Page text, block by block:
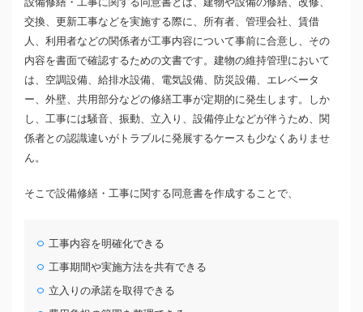
交換、更新工事などを実施する際に、所有者、管理会社、賃借
人、利用者などの関係者が工事内容について事前に合意し、その
内容を書面で確認するための文書です。建物の維持管理において
は、空調設備、給排水設備、電気設備、防災設備、エレベータ
ー、外壁、共用部分などの修繕工事が定期的に発生します。しか
し、工事には騒音、振動、立入り、設備停止などが伴うため、関
係者との認識違いがトラブルに発展するケースも少なくありませ
ん。
そこで設備修繕・工事に関する同意書を作成することで、
工事内容を明確化できる
工事期間や実施方法を共有できる
立入りの承諾を取得できる